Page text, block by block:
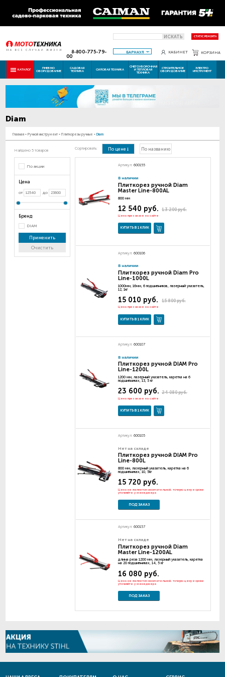
ИСКАТЬ СТАТУС РЕМОНТА
8-800-775-79-
00
БАРНАУЛ КАБИНЕТ КОРЗИНА
КАТАЛОГ ПНЕВМО
ОБОРУДОВАНИЕ
САДОВАЯ
ТЕХНИКА СИЛОВАЯ ТЕХНИКА
СНЕГОУБОРОЧНАЯ
И ТЕПЛОВАЯ
ТЕХНИКА
СТРОИТЕЛЬНОЕ
ОБОРУДОВАНИЕ
ЭЛЕКТРО
ИНСТРУМЕНТ
Diam
Главная - Ручной инструмент - Плиткорезы ручные - Diam
Найдено 5 товаров
По акции
Цена
от до
Бренд
DIAM
Применить
Очистить
Сортировать: По цене По названию
Артикул: 600155
В наличии
Плиткорез ручной Diam
Master Line-800AL
800 мм
13 200 руб.
12 540 руб.
Цена при заказе на сайте
КУПИТЬ В 1 КЛИК
Артикул: 600106
В наличии
Плиткорез ручной Diam Pro
Line-1000L
1000мм, 16мм, 6 подшипников, лазерный указатель,
12, 1кг
15 800 руб.
15 010 руб.
Цена при заказе на сайте
КУПИТЬ В 1 КЛИК
Артикул: 600107
В наличии
Плиткорез ручной DIAM Pro
Line-1200L
1200 мм, лазерный указатель, каретка на 6
подшипниках, 13, 5 кг
24 080 руб.
23 600 руб.
Цена при заказе на сайте
КУПИТЬ В 1 КЛИК
Артикул: 600105
Нет на складе
Плиткорез ручной DIAM Pro
Line-800L
800 мм, лазерный указатель, каретка на 6
подшипниках, 10, 5кг
15 720 руб.
Цена не является окончательной, точную цену и сроки
уточняйте у менеджера
ПОД ЗАКАЗ
Артикул: 600157
Нет на складе
Плиткорез ручной Diam
Master Line-1200AL
длина реза 1200 мм, лазерный указатель, каретка
на 20 подшипниках, 14, 5 кг
16 080 руб.
Цена не является окончательной, точную цену и сроки
уточняйте у менеджера
ПОД ЗАКАЗ